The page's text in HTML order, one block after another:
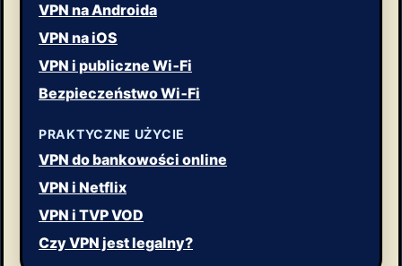
VPN na Androida
VPN na iOS
VPN i publiczne Wi‑Fi
Bezpieczeństwo Wi‑Fi
PRAKTYCZNE UŻYCIE
VPN do bankowości online
VPN i Netflix
VPN i TVP VOD
Czy VPN jest legalny?